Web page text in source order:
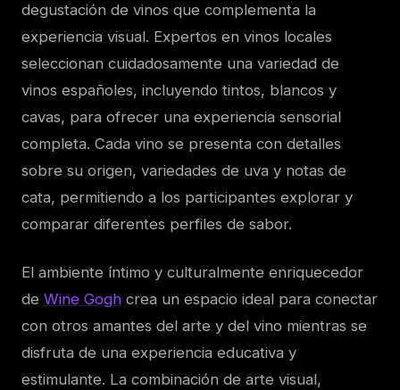
degustación de vinos que complementa la
experiencia visual. Expertos en vinos locales
seleccionan cuidadosamente una variedad de
vinos españoles, incluyendo tintos, blancos y
cavas, para ofrecer una experiencia sensorial
completa. Cada vino se presenta con detalles
sobre su origen, variedades de uva y notas de
cata, permitiendo a los participantes explorar y
comparar diferentes perfiles de sabor.
El ambiente íntimo y culturalmente enriquecedor
de Wine Gogh crea un espacio ideal para conectar
con otros amantes del arte y del vino mientras se
disfruta de una experiencia educativa y
estimulante. La combinación de arte visual,